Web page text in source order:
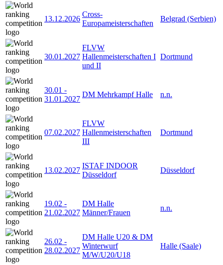
13.12.2026
Cross-
Europameisterschaften
Belgrad (Serbien)
30.01.2027
FLVW
Hallenmeisterschaften I
und II
Dortmund
30.01 -
31.01.2027
DM Mehrkampf Halle n.n.
07.02.2027
FLVW
Hallenmeisterschaften
III
Dortmund
13.02.2027
ISTAF INDOOR
Düsseldorf
Düsseldorf
19.02 -
21.02.2027
DM Halle
Männer/Frauen
n.n.
26.02 -
28.02.2027
DM Halle U20 & DM
Winterwurf
M/W/U20/U18
Halle (Saale)